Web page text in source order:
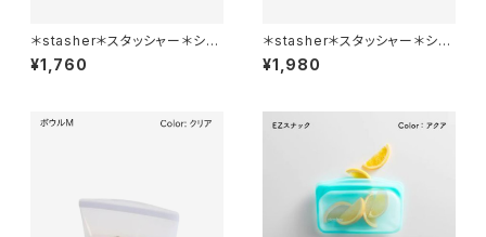
＊stasher＊スタッシャー＊シリ
コンバッグ＊ボウル＊SS＊1-CU
P＊全２種＊
¥1,760
＊stasher＊スタッシャー＊シリ
コンバッグ＊ボウル＊S＊2-CUP
＊
¥1,980